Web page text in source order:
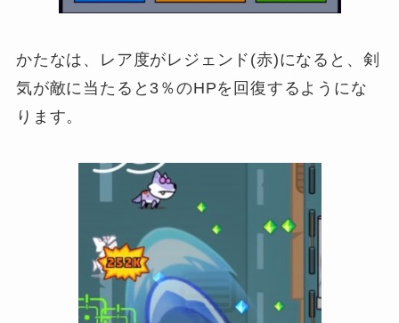
かたなは、レア度がレジェンド(赤)になると、剣
気が敵に当たると3％のHPを回復するようにな
ります。